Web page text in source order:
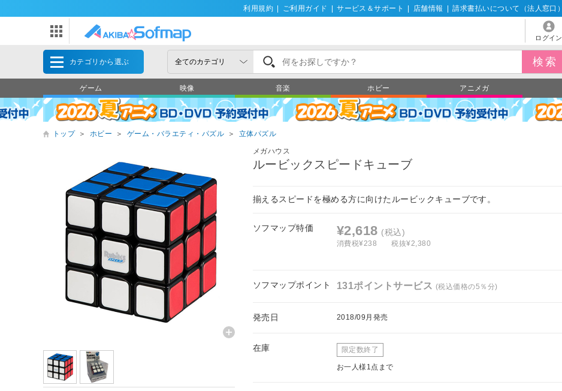
利用規約 ご利用ガイド サービス＆サポート 店舗情報 請求書払いについて（法人窓口）
ログイン
カテゴリから選ぶ
ゲーム 映像 音楽 ホビー アニメガ
トップ ＞ ホビー ＞ ゲーム・バラエティ・パズル ＞ 立体パズル
メガハウス
ルービックスピードキューブ
揃えるスピードを極める方に向けたルービックキューブです。
ソフマップ特価 ¥2,618 (税込)
消費税¥238 税抜¥2,380
ソフマップポイント 131ポイントサービス (税込価格の5％分)
発売日 2018/09月発売
在庫 限定数終了
お一人様1点まで